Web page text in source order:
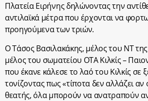
Πλατεία Ειρήνης δηλώνοντας την
αντιλαϊκά μέτρα που έρχονται να
προηγούμενα των τριών.
Ο Τάσος Βασιλακάκης, μέλος του ΝΤ της
μέλος του σωματείου ΟΤΑ Κιλκίς –
που έκανε κάλεσε το λαό του Κιλκίς σε
τονίζοντας πως «τίποτα δεν αλλάζει αν
θεατής, όλα μπορούν να ανατραπούν